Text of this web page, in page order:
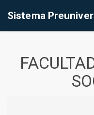
Sistema